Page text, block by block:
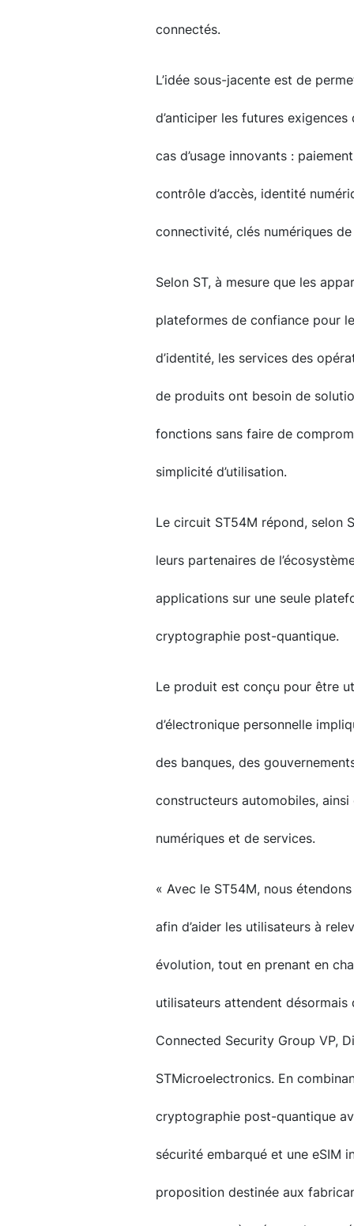
connectés.
L’idée sous-jacente est de
d’anticiper les futures
cas d’usage innovants :
contrôle d’accès, identité
connectivité, clés numériques
Selon ST, à mesure que les
plateformes de confiance pour
d’identité, les services des
de produits ont besoin de
fonctions sans faire de
simplicité d’utilisation.
Le circuit ST54M répond, selon
leurs partenaires de
applications sur une seule
cryptographie post-quantique.
Le produit est conçu pour être
d’électronique personnelle
des banques, des
constructeurs automobiles,
numériques et de services.
« Avec le ST54M, nous
afin d’aider les utilisateurs à
évolution, tout en prenant en
utilisateurs attendent
Connected Security Group VP,
STMicroelectronics. En
cryptographie post-quantique
sécurité embarqué et une eSIM
proposition destinée aux